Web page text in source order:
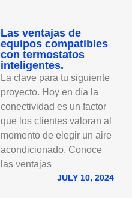
Las ventajas de
equipos compatibles
con termostatos
inteligentes.
La clave para tu siguiente
proyecto. Hoy en día la
conectividad es un factor
que los clientes valoran al
momento de elegir un aire
acondicionado. Conoce
las ventajas
JULY 10, 2024